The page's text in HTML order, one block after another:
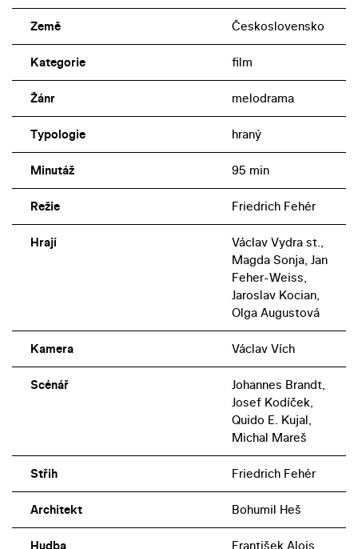
Země Československo
Kategorie film
Žánr melodrama
Typologie hraný
Minutáž 95 min
Režie Friedrich Fehér
Hrají
Václav Vydra st.,
Magda Sonja, Jan
Feher-Weiss,
Jaroslav Kocian,
Olga Augustová
Kamera Václav Vích
Scénář
Johannes Brandt,
Josef Kodíček,
Quido E. Kujal,
Michal Mareš
Střih Friedrich Fehér
Architekt Bohumil Heš